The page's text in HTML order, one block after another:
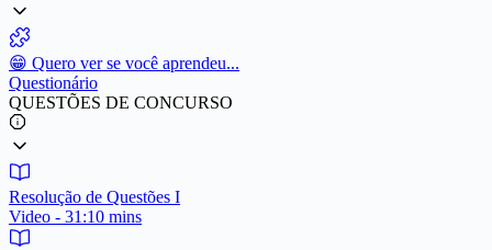
😁 Quero ver se você aprendeu...
Questionário
QUESTÕES DE CONCURSO
Resolução de Questões I
Video - 31:10 mins